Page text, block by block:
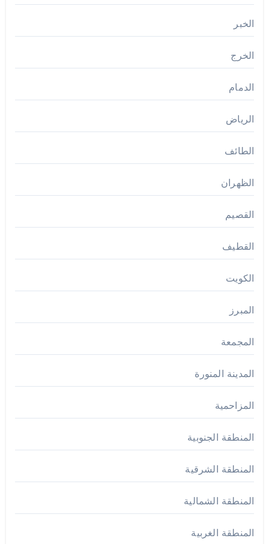
الخبر
الخرج
الدمام
الرياض
الطائف
الظهران
القصيم
القطيف
الكويت
المبرز
المجمعة
المدينة المنورة
المزاحمية
المنطقة الجنوبية
المنطقة الشرقية
المنطقة الشمالية
المنطقة الغربية